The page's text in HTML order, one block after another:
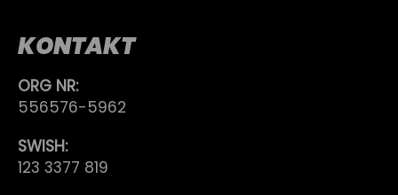
KONTAKT
ORG NR:
556576-5962
SWISH:
123 3377 819